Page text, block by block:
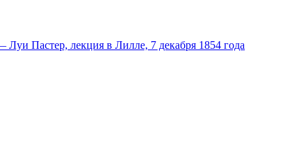
Луи Пастер, лекция в Лилле, 7 декабря 1854 года